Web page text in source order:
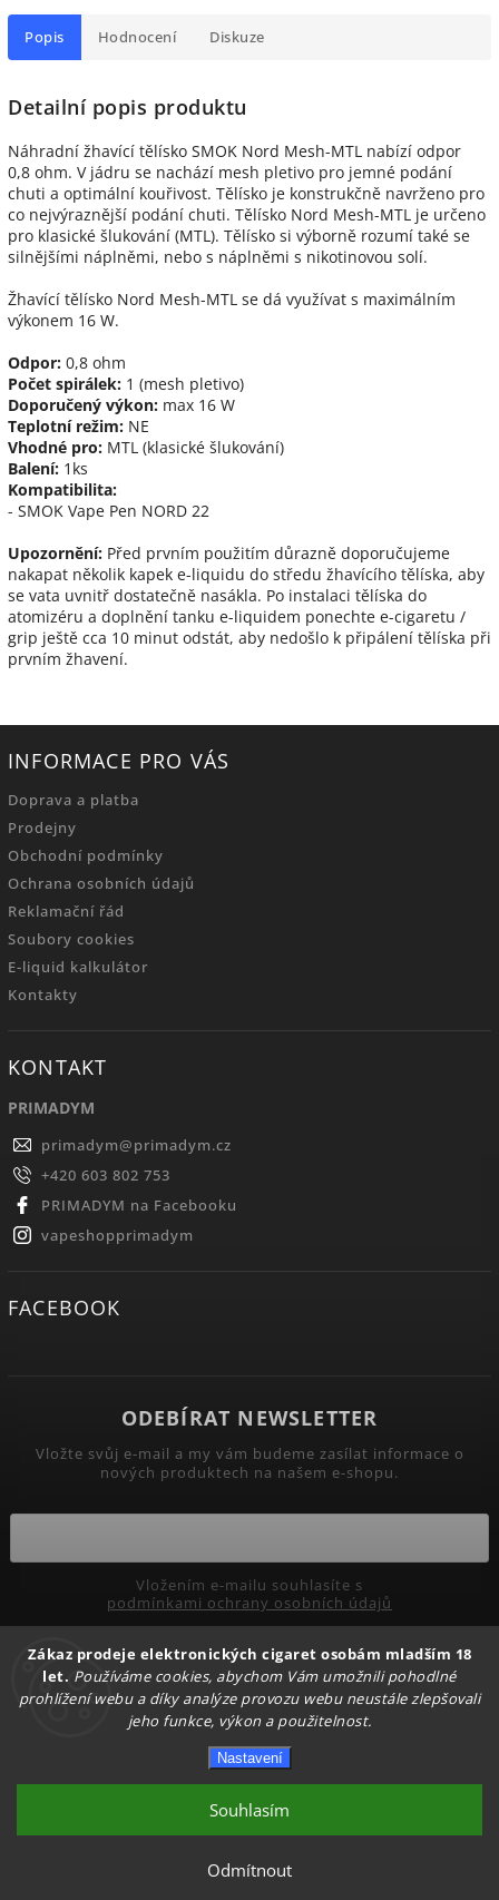
Zákaz prodeje elektronických cigaret osobám mladším 18
let. Používáme cookies, abychom Vám umožnili pohodlné
prohlížení webu a díky analýze provozu webu neustále zlepšovali
jeho funkce, výkon a použitelnost.
Nastavení
Odmítnout
Souhlasím
Popis Hodnocení Diskuze
Detailní popis produktu
Náhradní žhavící tělísko SMOK Nord Mesh-MTL nabízí odpor
0,8 ohm. V jádru se nachází mesh pletivo pro jemné podání
chuti a optimální kouřivost. Tělísko je konstrukčně navrženo pro
co nejvýraznější podání chuti. Tělísko Nord Mesh-MTL je určeno
pro klasické šlukování (MTL). Tělísko si výborně rozumí také se
silnějšími náplněmi, nebo s náplněmi s nikotinovou solí.
Žhavící tělísko Nord Mesh-MTL se dá využívat s maximálním
výkonem 16 W.
Odpor: 0,8 ohm
Počet spirálek: 1 (mesh pletivo)
Doporučený výkon: max 16 W
Teplotní režim: NE
Vhodné pro: MTL (klasické šlukování)
Balení: 1ks
Kompatibilita:
- SMOK Vape Pen NORD 22
Upozornění: Před prvním použitím důrazně doporučujeme
nakapat několik kapek e-liquidu do středu žhavícího tělíska, aby
se vata uvnitř dostatečně nasákla. Po instalaci tělíska do
atomizéru a doplnění tanku e-liquidem ponechte e-cigaretu /
grip ještě cca 10 minut odstát, aby nedošlo k připálení tělíska při
prvním žhavení.
INFORMACE PRO VÁS
Doprava a platba
Prodejny
Obchodní podmínky
Ochrana osobních údajů
Reklamační řád
Soubory cookies
E-liquid kalkulátor
Kontakty
KONTAKT
PRIMADYM
primadym@primadym.cz
+420 603 802 753
PRIMADYM na Facebooku
vapeshopprimadym
FACEBOOK
ODEBÍRAT NEWSLETTER
Vložte svůj e-mail a my vám budeme zasílat informace o
nových produktech na našem e-shopu.
podmínkami ochrany osobních údajů
Přihlásit se
Upravit nastavení cookies
Shoptet | Design